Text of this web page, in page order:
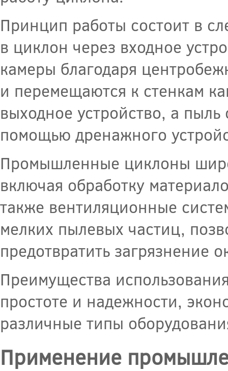
Принцип работы состоит в
в циклон через входное
камеры благодаря
и перемещаются к стенкам
выходное устройство, а пыль
помощью дренажного
Промышленные циклоны
включая обработку
также вентиляционные
мелких пылевых частиц,
предотвратить загрязнение
Преимущества
простоте и надежности,
различные типы
Применение